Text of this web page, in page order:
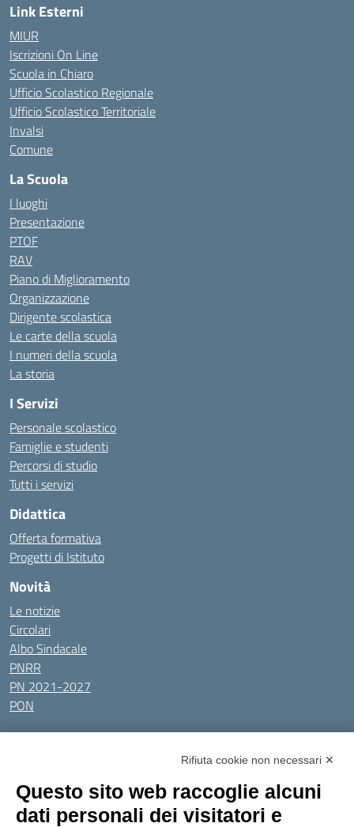
Link Esterni
MIUR
Iscrizioni On Line
Scuola in Chiaro
Ufficio Scolastico Regionale
Ufficio Scolastico Territoriale
Invalsi
Comune
La Scuola
I luoghi
Presentazione
PTOF
RAV
Piano di Miglioramento
Organizzazione
Dirigente scolastica
Le carte della scuola
I numeri della scuola
La storia
I Servizi
Personale scolastico
Famiglie e studenti
Percorsi di studio
Tutti i servizi
Didattica
Offerta formativa
Progetti di Istituto
Novità
Le notizie
Circolari
Albo Sindacale
PNRR
PN 2021-2027
PON
Tutti gli argomenti
Amministrazione Trasparente
Privacy Policy
Dichiarazione di accessibilitàObiettivi di accessibilità
Rifiuta cookie non necessari ✕
Questo sito web raccoglie alcuni
dati personali dei visitatori e